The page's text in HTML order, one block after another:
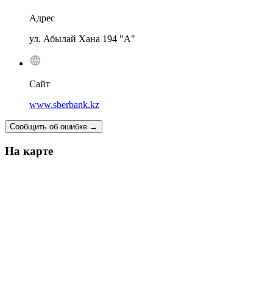
Адрес
ул. Абылай Хана 194 "А"
Сайт
www.sberbank.kz
Сообщить об ошибке →
На карте